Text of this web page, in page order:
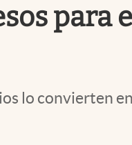
para
lo convierten